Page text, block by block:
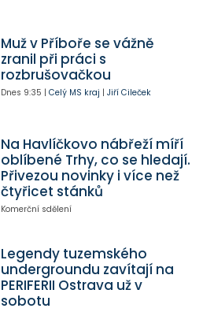
Muž v Příboře se vážně
zranil při práci s
rozbrušovačkou
Dnes 9:35 | Celý MS kraj | Jiří Cileček
Na Havlíčkovo nábřeží míří
oblíbené Trhy, co se hledají.
Přivezou novinky i více než
čtyřicet stánků
Komerční sdělení
Legendy tuzemského
undergroundu zavítají na
PERIFERII Ostrava už v
sobotu